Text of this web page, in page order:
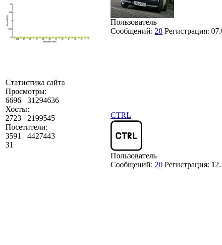
Статистика сайта
Просмотры:
6696
31294636
Хосты:
2723
2199545
Посетители:
3591
4427443
31
Пользователь
Сообщений: 28 Регистрация:
CTRL
Пользователь
Сообщений: 20 Регистрация: